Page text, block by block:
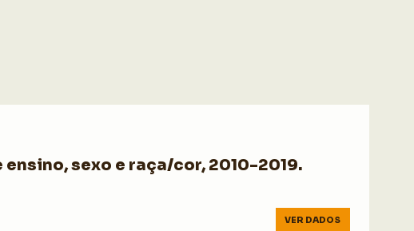
sexo e raça/cor, 2010-2019.
VER DADOS